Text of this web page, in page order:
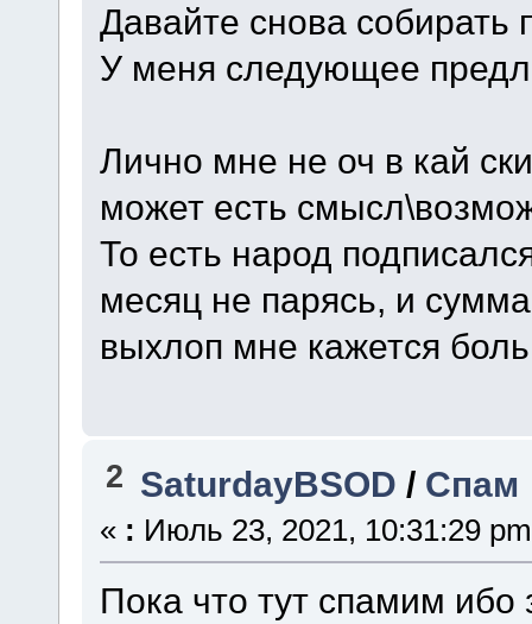
Давайте снова собирать
У меня следующее
Лично мне не оч в кай
может есть
То есть народ
месяц не парясь, и
выхлоп мне кажется
2 SaturdayBSOD / Спам
« : Июль 23, 2021, 10:31:29
Пока что тут спамим ибо